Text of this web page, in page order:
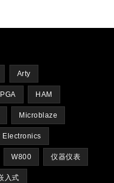
Arty
HAM
Microblaze
Electronics
W800 仪器仪表
入式